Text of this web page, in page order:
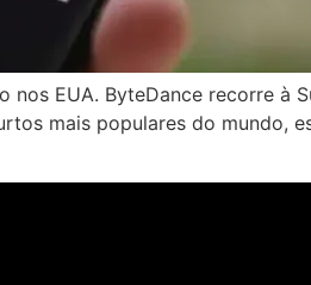
EUA. ByteDance recorre à
mais populares do mundo,